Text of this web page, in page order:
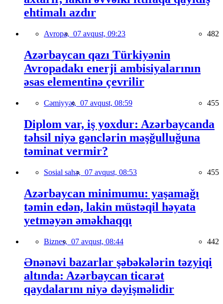
ehtimalı azdır
Avropa, 07 avqust, 09:23 482
Azərbaycan qazı Türkiyənin
Avropadakı enerji ambisiyalarının
əsas elementinə çevrilir
Cəmiyyət, 07 avqust, 08:59 455
Diplom var, iş yoxdur: Azərbaycanda
təhsil niyə gənclərin məşğulluğuna
təminat vermir?
Sosial sahə, 07 avqust, 08:53 455
Azərbaycan minimumu: yaşamağı
təmin edən, lakin müstəqil həyata
yetməyən əməkhaqqı
Biznes, 07 avqust, 08:44 442
Ənənəvi bazarlar şəbəkələrin təzyiqi
altında: Azərbaycan ticarət
qaydalarını niyə dəyişməlidir